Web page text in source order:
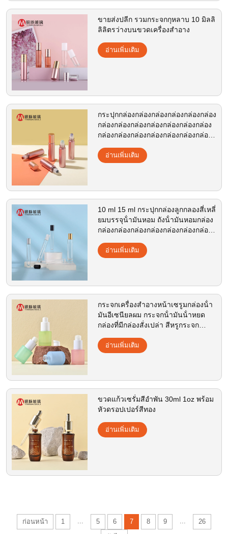
ขายส่งปลีก รวมกระจกกุหลาบ 10 มิลลิ
ลิลิตรว่างบนขวดเครื่องสําอาง
อ่านเพิ่มเติม
กระปุกกล่องกล่องกล่องกล่องกล่องกล่อง
กล่องกล่องกล่องกล่องกล่องกล่องกล่อง
กล่องกล่องกล่องกล่องกล่องกล่องกล่อง
กล่องกล่องกล่องกล่องกล่องกล่องกล่อง
กล่องกล่องกล่องกล
อ่านเพิ่มเติม
10 ml 15 ml กระปุกกล่องลูกกลองสี่เหลี่
ยมบรรจุน้ํามันหอม ถังน้ํามันหอมกล่อง
กล่องกล่องกล่องกล่องกล่องกล่องกล่อง
กล่องกล่องกล่องกล่องกล่องกล่องกล่อง
กล่องกล่อง
อ่านเพิ่มเติม
กระจกเครื่องสําอางหน้าเซรูมกล่องน้ํา
มันอีเซนียลผม กระจกน้ํามันน้ําหยด
กล่องที่มีกล่องสั่งเปล่า สีหรูกระจก
อ่านเพิ่มเติม
ขวดแก้วเซรั่มสีอำพัน 30ml 1oz พร้อม
หัวดรอปเปอร์สีทอง
อ่านเพิ่มเติม
ก่อนหน้า 1 ... 5 6 7 8 9 ...
26